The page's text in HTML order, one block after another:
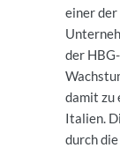
einer
der
damit zu
Italien.
durch